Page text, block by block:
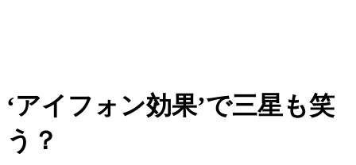
‘アイフォン効果’で三星も笑
う？